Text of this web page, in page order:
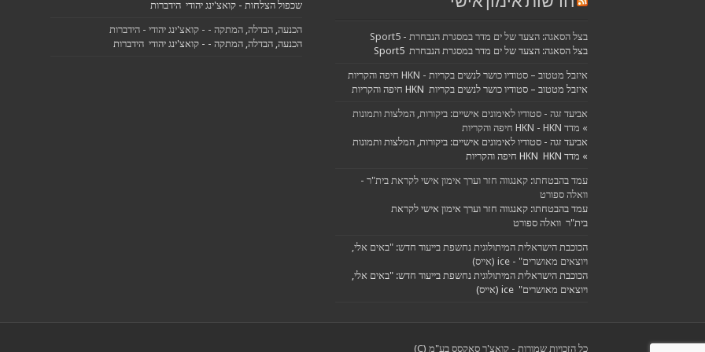
בצל הסאגה: הצעד של ים מדר במסגרת הנבחרת - Sport5
בצל הסאגה: הצעד של ים מדר במסגרת הנבחרת Sport5
איזבל מטטוב – סטודיו כושר לנשים בקריות - HKN חיפה והקריות
איזבל מטטוב – סטודיו כושר לנשים בקריות HKN חיפה והקריות
אביעד זגה - סטודיו לאימונים אישיים: ביקורות, המלצות ותמונות
» מדד HKN - HKN חיפה והקריות
אביעד זגה - סטודיו לאימונים אישיים: ביקורות, המלצות ותמונות
» מדד HKN HKN חיפה והקריות
עמד בהבטחתו: קאנגווה חזר וערך אימון אישי לקראת בית"ר -
וואלה ספורט
עמד בהבטחתו: קאנגווה חזר וערך אימון אישי לקראת
בית"ר וואלה ספורט
הכוכבת הישראלית המיתולוגית נחשפת בייעוד חדש: "באים אלי,
ויוצאים מאושרים" - ice (אייס)
הכוכבת הישראלית המיתולוגית נחשפת בייעוד חדש: "באים אלי,
ויוצאים מאושרים" ice (אייס)
שכפול הצלחות - קואצ'ינג יהודי הידברות
הכנעה, הבדלה, המתקה - - קואצ'ינג יהודי - הידברות
הכנעה, הבדלה, המתקה - - קואצ'ינג יהודי הידברות
כל הזכויות שמורות - קואצ'ר סאקסס בע"מ (C)